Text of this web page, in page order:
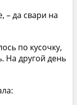
– да свари на
по кусочку,
На другой день